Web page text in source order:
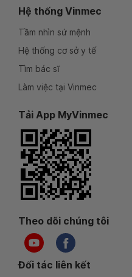
Hệ thống Vinmec
Tầm nhìn sứ mệnh
Hệ thống cơ sở y tế
Tìm bác sĩ
Làm việc tại Vinmec
Tải App MyVinmec
Theo dõi chúng tôi
Đối tác liên kết